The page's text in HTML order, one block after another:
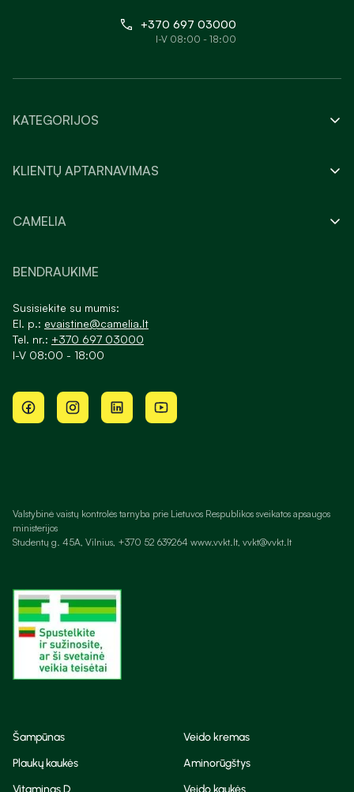
+370 697 03000
I-V 08:00 - 18:00
KATEGORIJOS
KLIENTŲ APTARNAVIMAS
CAMELIA
BENDRAUKIME
Susisiekite su mumis:
El. p.: evaistine@camelia.lt
Tel. nr.: +370 697 03000
I-V 08:00 - 18:00
Valstybinė vaistų kontrolės tarnyba prie Lietuvos Respublikos sveikatos apsaugos
ministerijos
Studentų g. 45A, Vilnius, +370 52 639264 www.vvkt.lt, vvkt@vvkt.lt
Šampūnas
Veido kremas
Plaukų kaukės
Aminorūgštys
Vitaminas D
Veido kaukės